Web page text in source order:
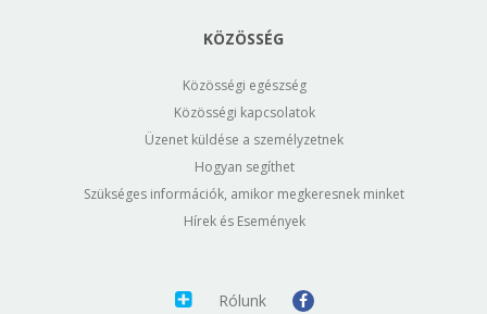
KÖZÖSSÉG
Közösségi egészség
Közösségi kapcsolatok
Üzenet küldése a személyzetnek
Hogyan segíthet
Szükséges információk, amikor megkeresnek minket
Hírek és Események
Rólunk